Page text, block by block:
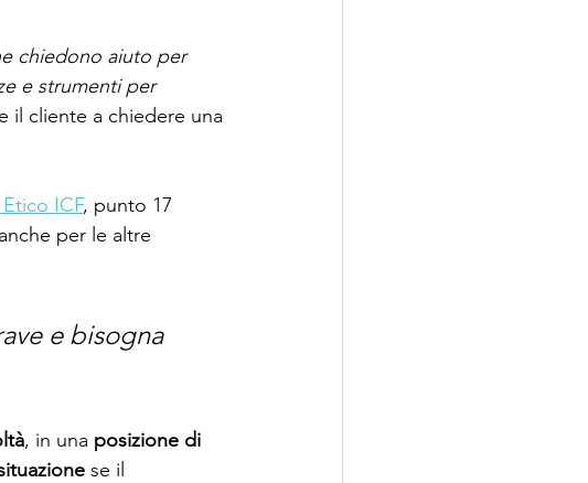
chiedono aiuto per
e strumenti per
il cliente a chiedere una
ICF, punto 17
per le altre
e bisogna
, in una posizione di
se il